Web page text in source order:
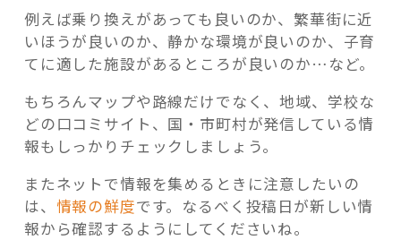
例えば乗り換えがあっても良いのか、繁華街に近
いほうが良いのか、静かな環境が良いのか、子育
てに適した施設があるところが良いのか…など。
もちろんマップや路線だけでなく、地域、学校な
どの口コミサイト、国・市町村が発信している情
報もしっかりチェックしましょう。
またネットで情報を集めるときに注意したいの
は、 情報の鮮度です。なるべく投稿日が新しい情
報から確認するようにしてくださいね。